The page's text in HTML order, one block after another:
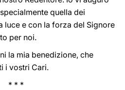
quella dei
luce e con la forza del Signore
per noi.
la mia benedizione, che
i vostri Cari.
* * *